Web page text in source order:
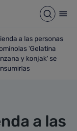
Abrir
de migas
a las
a las personas
'Gelatina
y konjak' se
a las